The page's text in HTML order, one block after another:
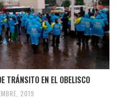
TRÁNSITO EN EL OBELISCO
2019